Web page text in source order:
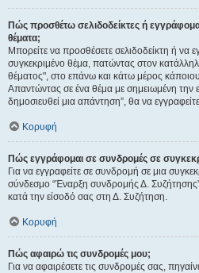
Πώς προσθέτω σελιδοδείκτες ή
θέματα;
Μπορείτε να προσθέσετε σελιδοδείκτη ή να
συγκεκριμένο θέμα, πατώντας στον
θέματος", στο επάνω και κάτω μέρος
Απαντώντας σε ένα θέμα με σημειωμένη
δημοσιευθεί μια απάντηση”, θα να
Κορυφή
Πώς εγγράφομαι σε συνδρομές σε
Για να εγγραφείτε σε συνδρομή σε μια
σύνδεσμο “Έναρξη συνδρομής Δ.
κατά την είσοδό σας στη Δ. Συζήτηση.
Κορυφή
Πώς αφαιρώ τις συνδρομές μου;
Για να αφαιρέσετε τις συνδρομές σας,